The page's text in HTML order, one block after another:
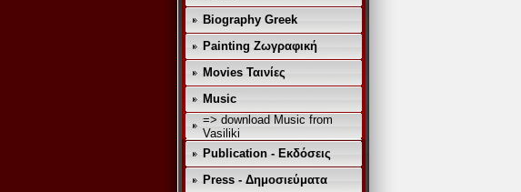
Biography Greek
Painting Ζωγραφική
Movies Ταινίες
Music
=> download Music from
Vasiliki
Publication - Εκδόσεις
Press - Δημοσιεύματα